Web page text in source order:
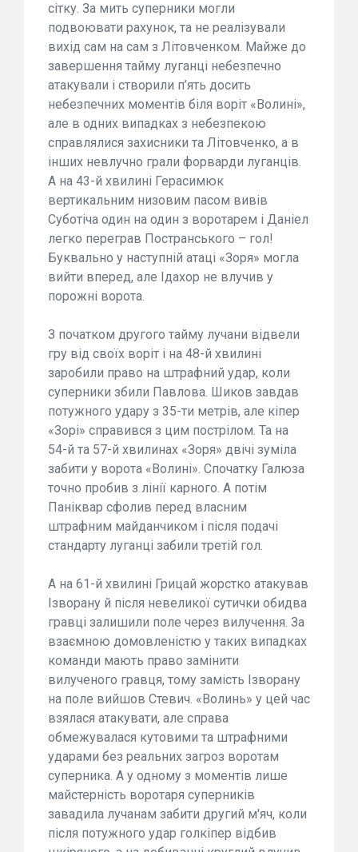
сітку. За мить суперники могли
подвоювати рахунок, та не реалізували
вихід сам на сам з Літовченком. Майже до
завершення тайму луганці небезпечно
атакували і створили п’ять досить
небезпечних моментів біля воріт «Волині»,
але в одних випадках з небезпекою
справлялися захисники та Літовченко, а в
інших невлучно грали форварди луганців.
А на 43-й хвилині Герасимюк
вертикальним низовим пасом вивів
Суботіча один на один з воротарем і Даніел
легко переграв Постранського – гол!
Буквально у наступній атаці «Зоря» могла
вийти вперед, але Ідахор не влучив у
порожні ворота.
З початком другого тайму лучани відвели
гру від своїх воріт і на 48-й хвилині
заробили право на штрафний удар, коли
суперники збили Павлова. Шиков завдав
потужного удару з 35-ти метрів, але кіпер
«Зорі» справився з цим пострілом. Та на
54-й та 57-й хвилинах «Зоря» двічі зуміла
забити у ворота «Волині». Спочатку Галюза
точно пробив з лінії карного. А потім
Паніквар сфолив перед власним
штрафним майданчиком і після подачі
стандарту луганці забили третій гол.
А на 61-й хвилині Грицай жорстко атакував
Ізворану й після невеликої сутички обидва
гравці залишили поле через вилучення. За
взаємною домовленістю у таких випадках
команди мають право замінити
вилученого гравця, тому замість Ізворану
на поле вийшов Стевич. «Волинь» у цей час
взялася атакувати, але справа
обмежувалася кутовими та штрафними
ударами без реальних загроз воротам
суперника. А у одному з моментів лише
майстерність воротаря суперників
завадила лучанам забити другий м'яч, коли
після потужного удар голкіпер відбив